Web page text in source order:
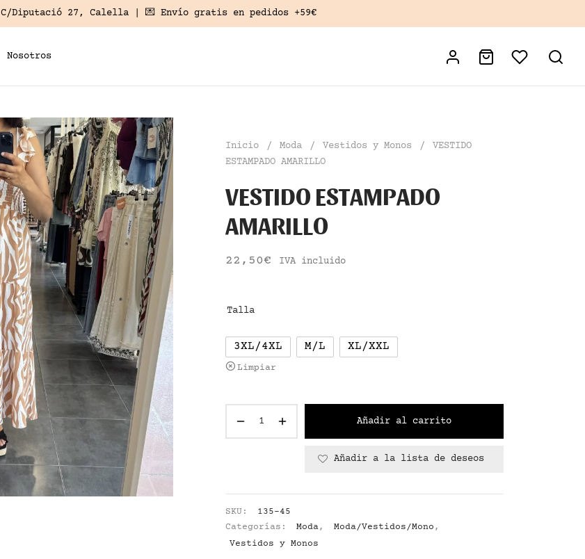
C/Diputació 27, Calella| 💌 Envío gratis en pedidos +59€
Nosotros
Inicio / Moda / Vestidos y Monos /
VESTIDO
ESTAMPADO AMARILLO
VESTIDO ESTAMPADO
AMARILLO
22,50€ IVA incluido
Talla
3XL/4XL M/L XL/XXL
Limpiar
Añadir al carrito
Añadir a la lista de deseos
SKU:
135-45
Categorías:
Moda, Moda/Vestidos/Mono ,
Vestidos y Monos